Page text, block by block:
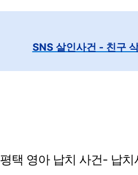
SNS 살인사건 - 친구
평택 영아 납치 사건- 납치